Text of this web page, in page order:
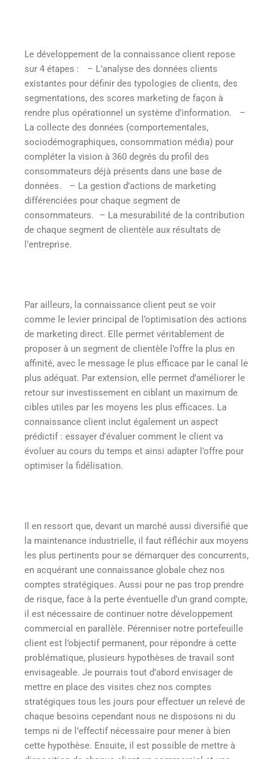
Le développement de la connaissance client repose
sur 4 étapes :
– L’analyse des données clients
existantes pour définir des typologies de clients, des
segmentations, des scores marketing de façon à
rendre plus opérationnel un système d’information.
–
La collecte des données (comportementales,
sociodémographiques, consommation média) pour
compléter la vision à 360 degrés du profil des
consommateurs déjà présents dans une base de
données.
– La gestion d’actions de marketing
différenciées pour chaque segment de
consommateurs.
– La mesurabilité de la contribution
de chaque segment de clientèle aux résultats de
l’entreprise.
Par ailleurs, la connaissance client peut se voir
comme le levier principal de l’optimisation des actions
de marketing direct. Elle permet véritablement de
proposer à un segment de clientèle l’offre la plus en
affinité, avec le message le plus efficace par le canal le
plus adéquat. Par extension, elle permet d’améliorer le
retour sur investissement en ciblant un maximum de
cibles utiles par les moyens les plus efficaces. La
connaissance client inclut également un aspect
prédictif : essayer d’évaluer comment le client va
évoluer au cours du temps et ainsi adapter l’offre pour
optimiser la fidélisation.
Il en ressort que, devant un marché aussi diversifié que
la maintenance industrielle, il faut réfléchir aux moyens
les plus pertinents pour se démarquer des concurrents,
en acquérant une connaissance globale chez nos
comptes stratégiques. Aussi pour ne pas trop prendre
de risque, face à la perte éventuelle d’un grand compte,
il est nécessaire de continuer notre développement
commercial en parallèle. Pérenniser notre portefeuille
client est l’objectif permanent, pour répondre à cette
problématique, plusieurs hypothèses de travail sont
envisageable. Je pourrais tout d’abord envisager de
mettre en place des visites chez nos comptes
stratégiques tous les jours pour effectuer un relevé de
chaque besoins cependant nous ne disposons ni du
temps ni de l’effectif nécessaire pour mener à bien
cette hypothèse. Ensuite, il est possible de mettre à